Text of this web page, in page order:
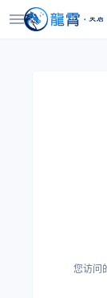
您访问